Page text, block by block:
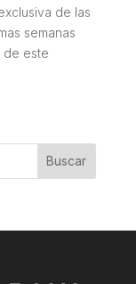
de las
semanas
de este
Buscar